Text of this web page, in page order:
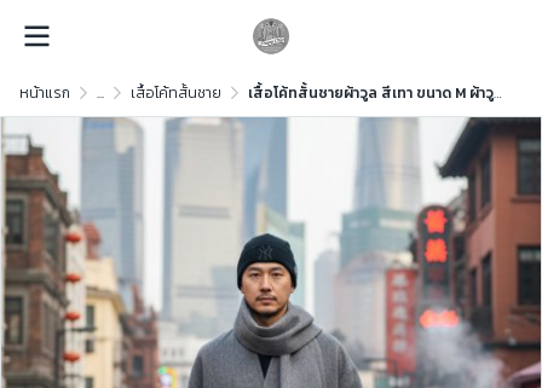
หน้าแรก ... เสื้อโค้ทสั้นชาย เสื้อโค้ทสั้นชายผ้าวูล สีเทา ขนาด M ผ้าวูล สีเทา ขนาด M